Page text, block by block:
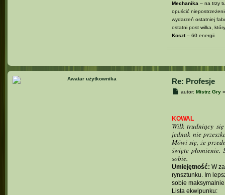
Mechanika– na trzy
opuścić
wydarzeń ostatniej
ostatni post wilka,
Koszt– 60 energii
Re: Profesje
Pautor:Mistrz Gry
KOWAL
Wilk trudniący
jednak nie
Mówi się, że
święte
sobie.
Umiejętność: W
rynsztunku. Im
sobie
Lista ekwipunku: